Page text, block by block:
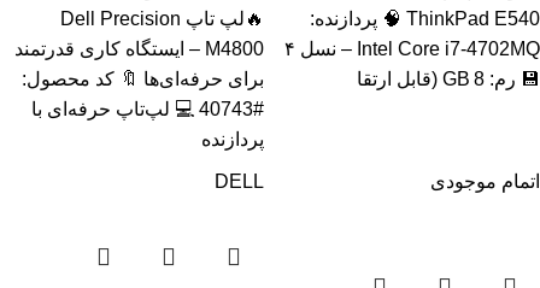
ThinkPad E540 🧠 پردازنده:
Intel Core i7‑4702MQ – نسل ۴
💾 رم: 8 GB (قابل ارتقا
🔥لپ تاپ Dell Precision
M4800 – ایستگاه کاری قدرتمند
برای حرفه‌ای‌ها 🔖 کد محصول:
#40743 💻 لپ‌تاپ حرفه‌ای با
پردازنده
اتمام موجودی DELL